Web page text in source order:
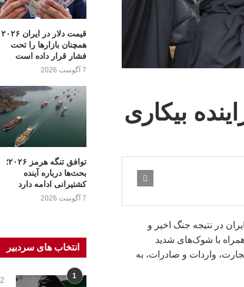
بیکاری
در نتیجه جنگ اخیر و
با شوک‌های شدید
واردات و صادرات، به
قیمت دلار در ایران ۲۰۲۶
همچنان بازارها را تحت
فشار قرار داده است
7 آگوست 2026
توافق تنگه هرمز ۲۰۲۶؛
بحث‌ها درباره آینده
کشتیرانی ادامه دارد
7 آگوست 2026
انتخاب های سردبیر
1 2 آگوست 2026